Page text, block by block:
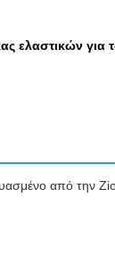
ελαστικών για
από την